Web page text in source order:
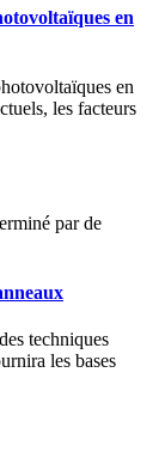
en
en
les facteurs
par de
techniques
les bases